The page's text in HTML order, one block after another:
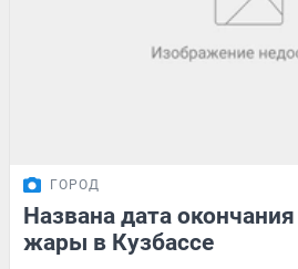
ГОРОД
Названа дата
жары в Кузбассе